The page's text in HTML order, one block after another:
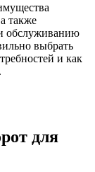
также
обслуживанию
выбрать
и как
для